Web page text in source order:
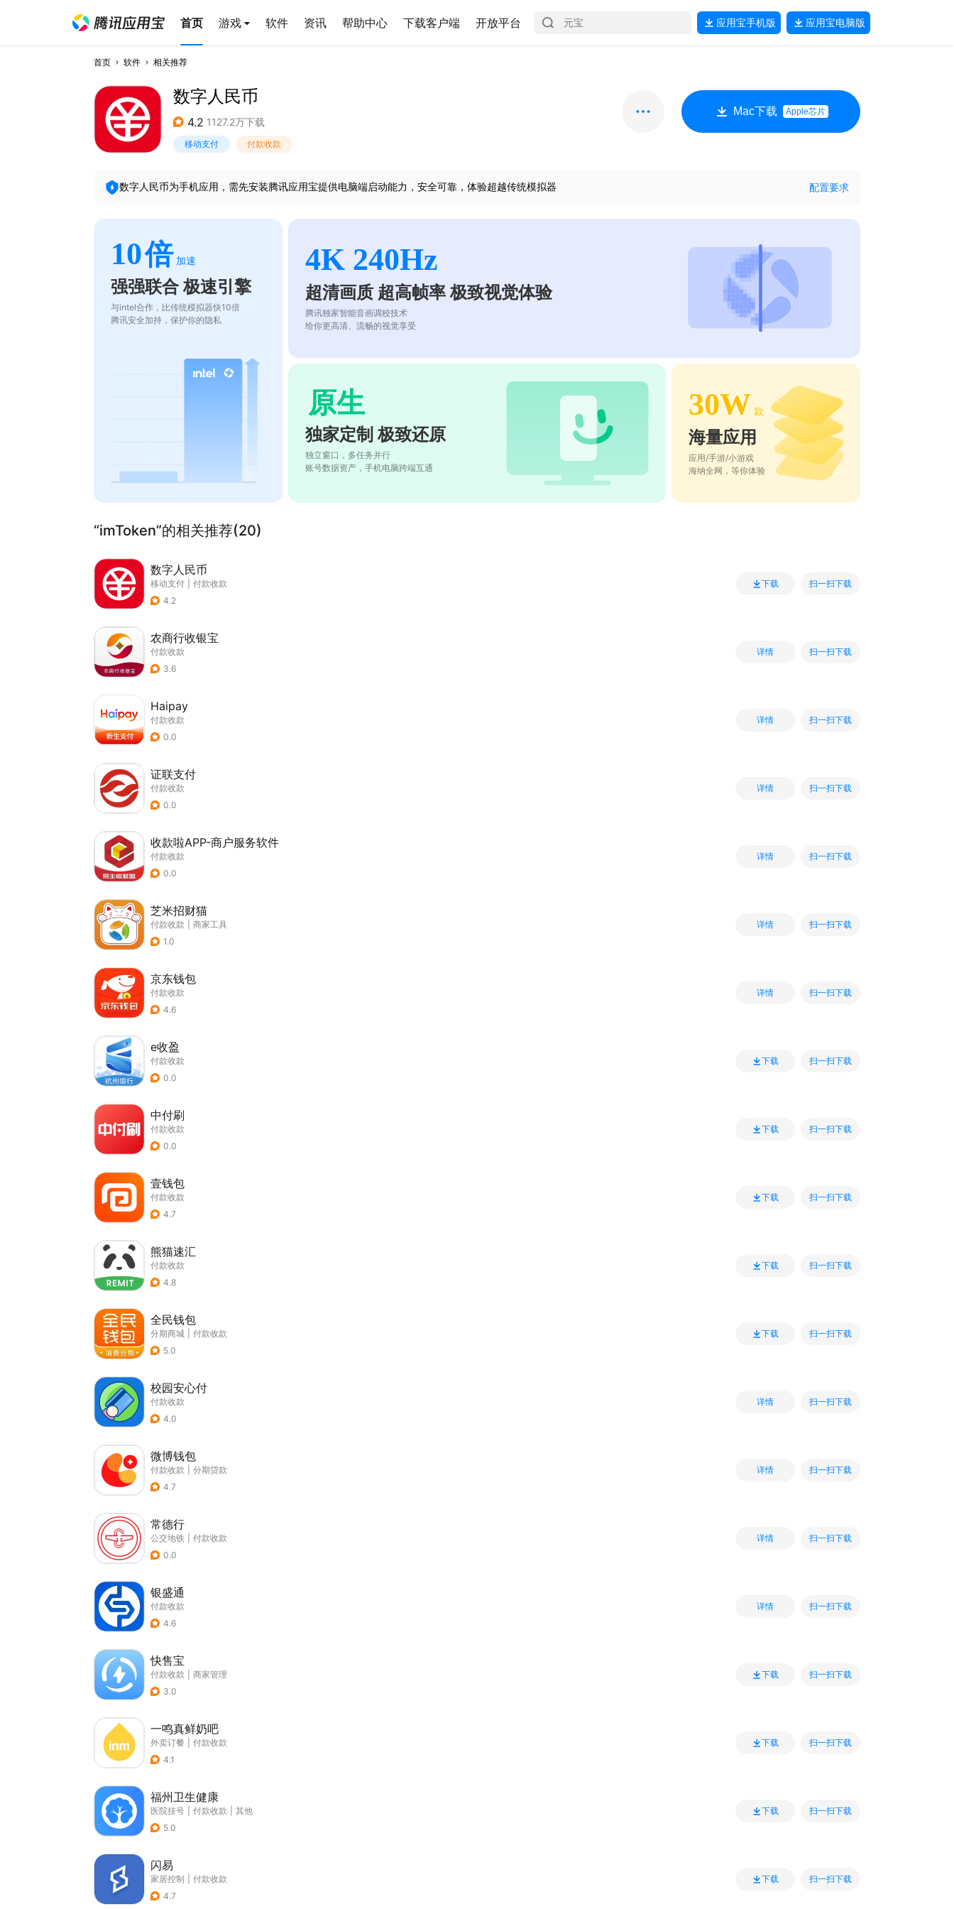
首页 游戏 软件 资讯 帮助中心 下载客户端 开放平台 应用宝手机版 应用宝电脑版
首页 软件 相关推荐
数字人民币
4.2 1127.2万下载
移动支付 付款收款
Mac下载 Apple芯片
数字人民币为手机应用，需先安装腾讯应用宝提供电脑端启动能力，安全可靠，体验超越传统模拟器 配置要求
10倍 加速
强强联合 极速引擎
与intel合作，比传统模拟器快10倍
腾讯安全加持，保护你的隐私
4K 240Hz
超清画质 超高帧率 极致视觉体验
腾讯独家智能音画调校技术
给你更高清、流畅的视觉享受
原生
独家定制 极致还原
独立窗口，多任务并行
账号数据资产，手机电脑跨端互通
30W 款
海量应用
应用/手游/小游戏
海纳全网，等你体验
“imToken”的相关推荐(20)
数字人民币
移动支付
付款收款
4.2
下载 扫一扫下载
农商行收银宝
付款收款
3.6
详情 扫一扫下载
Haipay
付款收款
0.0
详情 扫一扫下载
证联支付
付款收款
0.0
详情 扫一扫下载
收款啦APP-商户服务软件
付款收款
0.0
详情 扫一扫下载
芝米招财猫
付款收款
商家工具
1.0
详情 扫一扫下载
京东钱包
付款收款
4.6
详情 扫一扫下载
e收盈
付款收款
0.0
下载 扫一扫下载
中付刷
付款收款
0.0
下载 扫一扫下载
壹钱包
付款收款
4.7
下载 扫一扫下载
熊猫速汇
付款收款
4.8
下载 扫一扫下载
全民钱包
分期商城
付款收款
5.0
下载 扫一扫下载
校园安心付
付款收款
4.0
详情 扫一扫下载
微博钱包
付款收款
分期贷款
4.7
详情 扫一扫下载
常德行
公交地铁
付款收款
0.0
详情 扫一扫下载
银盛通
付款收款
4.6
详情 扫一扫下载
快售宝
付款收款
商家管理
3.0
下载 扫一扫下载
一鸣真鲜奶吧
外卖订餐
付款收款
4.1
下载 扫一扫下载
福州卫生健康
医院挂号 付款收款
其他
5.0
下载 扫一扫下载
闪易
家居控制
付款收款
4.7
下载 扫一扫下载